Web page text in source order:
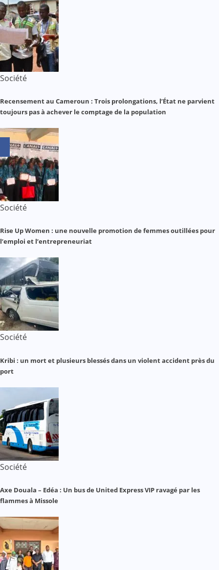
Société
Recensement au Cameroun : Trois prolongations, l’État ne parvient
toujours pas à achever le comptage de la population
Société
Rise Up Women : une nouvelle promotion de femmes outillées pour
l’emploi et l’entrepreneuriat
Société
Kribi : un mort et plusieurs blessés dans un violent accident près du
port
Société
Axe Douala – Edéa : Un bus de United Express VIP ravagé par les
flammes à Missole